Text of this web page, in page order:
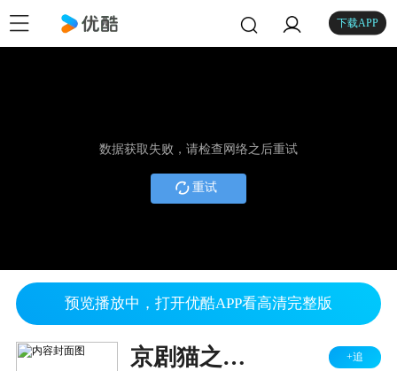
下载APP
数据获取失败，请检查网络之后重试
重试
预览播放中，打开优酷APP看高清完整版
京剧猫之乘风破浪 +追